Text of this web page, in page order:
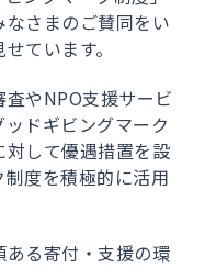
さまのご賛同をい
ています。
やNPO支援サービ
ドギビングマーク
して優遇措置を設
度を積極的に活用
る寄付・支援の環